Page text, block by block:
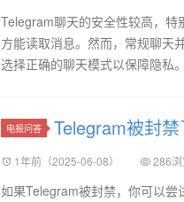
Telegram聊天的安全性较高，特
方能读取消息。然而，常规聊天
选择正确的聊天模式以保障隐私。
电报问答 Telegram被封禁
1年前（2025-06-08） 286浏
如果Telegram被封禁，你可以